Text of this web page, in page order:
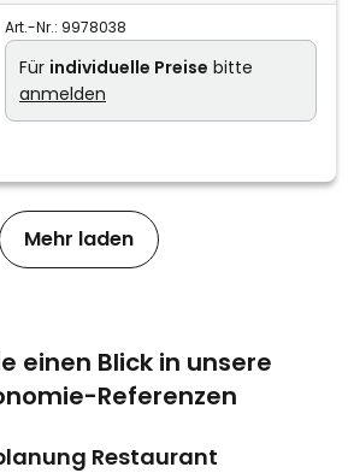
Art.-Nr.: 9978038
Für individuelle Preise bitte
anmelden
Mehr laden
einen Blick in unsere
Referenzen
Restaurant